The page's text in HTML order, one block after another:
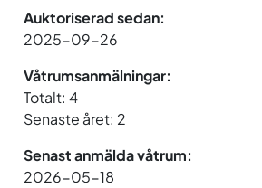
Auktoriserad sedan:
2025-09-26
Våtrumsanmälningar:
Totalt: 4
Senaste året: 2
Senast anmälda våtrum:
2026-05-18